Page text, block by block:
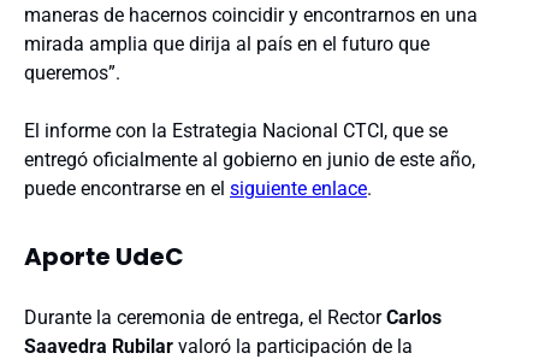
maneras de hacernos coincidir y encontrarnos en una
mirada amplia que dirija al país en el futuro que
queremos”.
El informe con la Estrategia Nacional CTCI, que se
entregó oficialmente al gobierno en junio de este año,
puede encontrarse en el siguiente enlace.
Aporte UdeC
Durante la ceremonia de entrega, el RectorCarlos
Saavedra Rubilar valoró la participación de la